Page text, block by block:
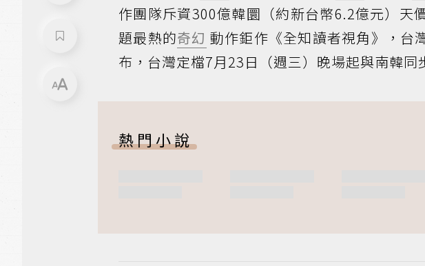
作團隊斥資300億韓圜（約新台幣6.2億元）天
題最熱的奇幻 動作鉅作《全知讀者視角》，台
布，台灣定檔7月23日（週三）晚場起與南韓同
熱門小說